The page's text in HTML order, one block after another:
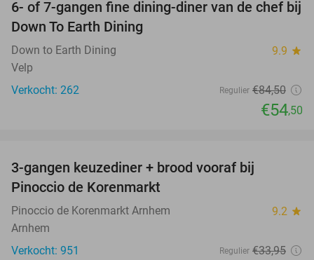
36%
6- of 7-gangen fine dining-diner van de chef bij
Down To Earth Dining
Down to Earth Dining 9.9 star
Velp
Verkocht: 262
Regulier €84,50
€54,50
3-gangen keuzediner + brood vooraf bij
Pinoccio de Korenmarkt
Pinoccio de Korenmarkt Arnhem 9.2 star
Arnhem
Verkocht: 951
Regulier €33,95